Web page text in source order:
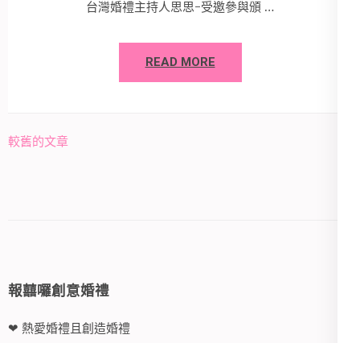
台灣婚禮主持人思思-受邀參與頒 …
READ MORE
文
較舊的文章
報囍囉創意婚禮
❤ 熱愛婚禮且創造婚禮